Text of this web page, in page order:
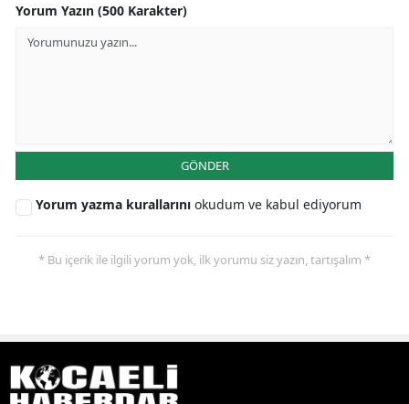
Yorum Yazın (500 Karakter)
GÖNDER
Yorum yazma kurallarını okudum ve kabul ediyorum
* Bu içerik ile ilgili yorum yok, ilk yorumu siz yazın, tartışalım *